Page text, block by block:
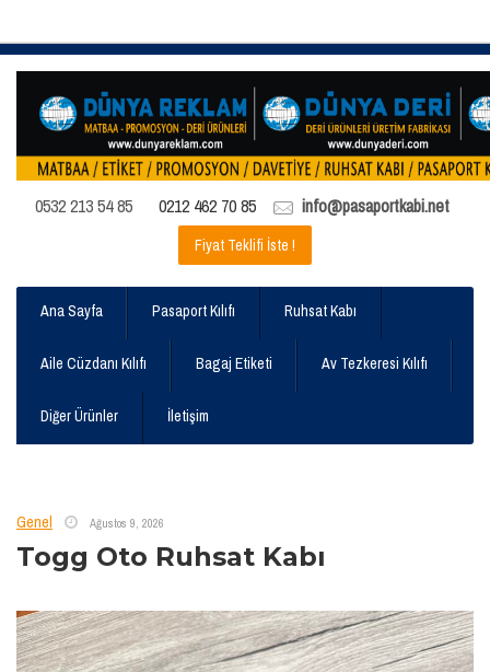
0532 213 54 85 0212 462 70 85 info@pasaportkabi.net
Fiyat Teklifi İste !
Ana Sayfa Pasaport Kılıfı Ruhsat Kabı
Aile Cüzdanı Kılıfı Bagaj Etiketi Av Tezkeresi Kılıfı
Diğer Ürünler İletişim
Genel Ağustos 9, 2026
Togg Oto Ruhsat Kabı